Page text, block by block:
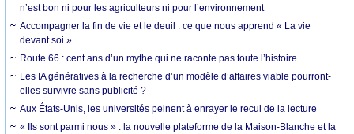
n’est bon ni pour les agriculteurs ni pour l’environnement
Accompagner la fin de vie et le deuil : ce que nous apprend « La vie
devant soi »
Route 66 : cent ans d’un mythe qui ne raconte pas toute l’histoire
Les IA génératives à la recherche d’un modèle d’affaires viable pourront-
elles survivre sans publicité ?
Aux États-Unis, les universités peinent à enrayer le recul de la lecture
« Ils sont parmi nous » : la nouvelle plateforme de la Maison-Blanche et la